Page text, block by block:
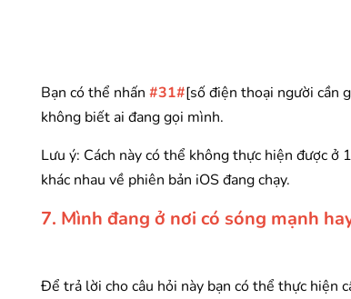
Bạn có thể nhấn #31#[số điện thoại người cần
không biết ai đang gọi mình.
Lưu ý: Cách này có thể không thực hiện được
khác nhau về phiên bản iOS đang chạy.
7. Mình đang ở nơi có sóng mạnh
Để trả lời cho câu hỏi này bạn có thể thực hiện